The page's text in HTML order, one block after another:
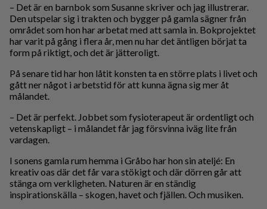
– Det är en barnbok som Susanne skriver och jag illustrerar.
Den utspelar sig i trakten och bygger på gamla sägner från
området som hon har arbetat med att samla in. Bokprojektet
har varit på gång i flera år, men nu har det äntligen börjat ta
form på riktigt, och det är jätteroligt.
På senare tid har hon låtit konsten ta en större plats i livet och
gått ner något i arbetstid för att kunna ägna sig mer åt
målandet.
– Det är perfekt. Jobbet som fysioterapeut är ordentligt och
vetenskapligt – i målandet får jag försvinna iväg lite från
vardagen.
I sonens gamla rum hemma i Gråbo har hon sin ateljé: En
kreativ oas där det får vara stökigt och där dörren går att
stänga om verkligheten. Naturen är en ständig
inspirationskälla – skogen, havet och fjällen. Och musiken.